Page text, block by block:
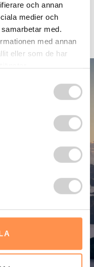
och annan
medier och
med.
med annan
eller som de har
rättning.